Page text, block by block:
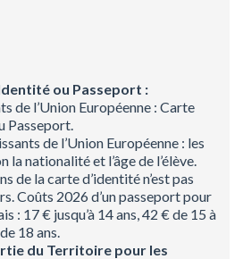
ou Passeport :
de l’Union Européenne : Carte
Passeport.
de l’Union Européenne : les
nationalité et l’âge de l’élève.
de la carte d’identité n’est pas
Coûts 2026 d’un passeport pour
: 17 € jusqu’à 14 ans, 42 € de 15 à
18 ans.
du Territoire pour les